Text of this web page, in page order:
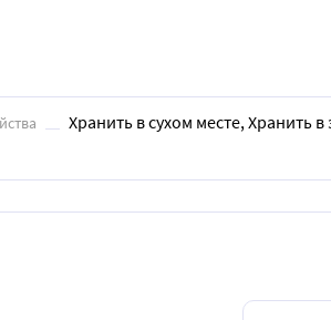
Хранить в сухом месте, Хранить